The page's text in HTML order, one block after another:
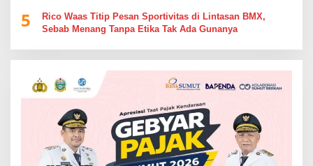
5
Rico Waas Titip Pesan Sportivitas di Lintasan BMX,
Sebab Menang Tanpa Etika Tak Ada Gunanya